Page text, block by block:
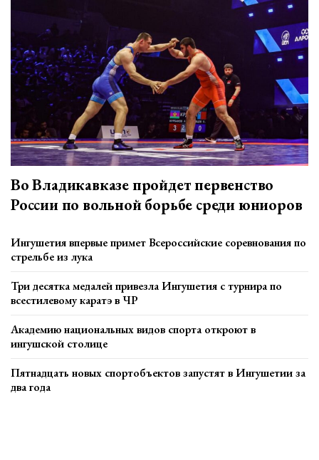
Во Владикавказе пройдет первенство
России по вольной борьбе среди юниоров
Ингушетия впервые примет Всероссийские соревнования по
стрельбе из лука
Три десятка медалей привезла Ингушетия с турнира по
всестилевому каратэ в ЧР
Академию национальных видов спорта откроют в
ингушской столице
Пятнадцать новых спортобъектов запустят в Ингушетии за
два года